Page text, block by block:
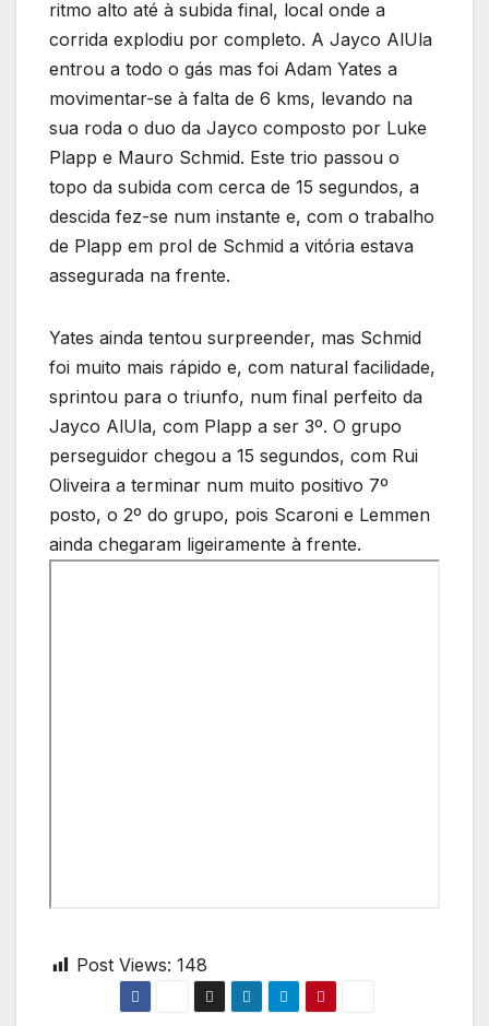
ritmo alto até à subida final, local onde a
corrida explodiu por completo. A Jayco AlUla
entrou a todo o gás mas foi Adam Yates a
movimentar-se à falta de 6 kms, levando na
sua roda o duo da Jayco composto por Luke
Plapp e Mauro Schmid. Este trio passou o
topo da subida com cerca de 15 segundos, a
descida fez-se num instante e, com o trabalho
de Plapp em prol de Schmid a vitória estava
assegurada na frente.
Yates ainda tentou surpreender, mas Schmid
foi muito mais rápido e, com natural facilidade,
sprintou para o triunfo, num final perfeito da
Jayco AlUla, com Plapp a ser 3º. O grupo
perseguidor chegou a 15 segundos, com Rui
Oliveira a terminar num muito positivo 7º
posto, o 2º do grupo, pois Scaroni e Lemmen
ainda chegaram ligeiramente à frente.
Post Views: 148